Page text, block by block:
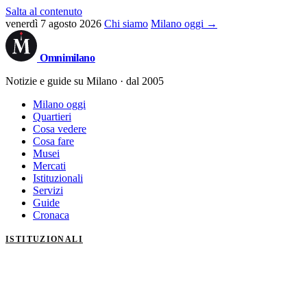
Salta al contenuto
venerdì 7 agosto 2026 Chi siamo Milano oggi →
Omnimilano
Notizie e guide su Milano · dal 2005
Milano oggi
Quartieri
Cosa vedere
Cosa fare
Musei
Mercati
Istituzionali
Servizi
Guide
Cronaca
ISTITUZIONALI